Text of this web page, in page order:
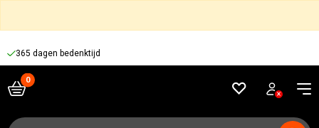
365 dagen bedenktijd
Zoeken